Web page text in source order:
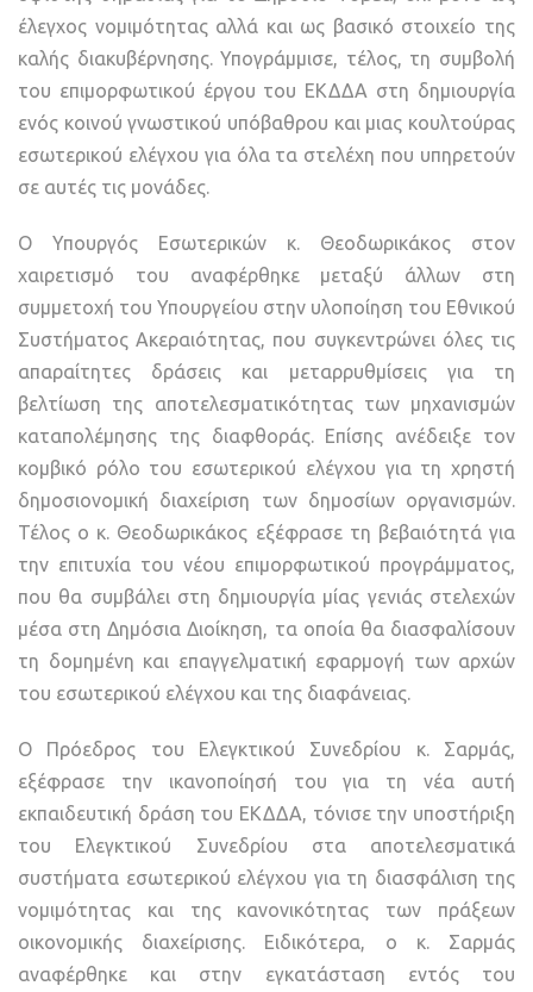
έλεγχος νομιμότητας αλλά και ως βασικό στοιχείο της
καλής διακυβέρνησης. Υπογράμμισε, τέλος, τη συμβολή
του επιμορφωτικού έργου του ΕΚΔΔΑ στη δημιουργία
ενός κοινού γνωστικού υπόβαθρου και μιας κουλτούρας
εσωτερικού ελέγχου για όλα τα στελέχη που υπηρετούν
σε αυτές τις μονάδες.
Ο Υπουργός Εσωτερικών κ. Θεοδωρικάκος στον
χαιρετισμό του αναφέρθηκε μεταξύ άλλων στη
συμμετοχή του Υπουργείου στην υλοποίηση του Εθνικού
Συστήματος Ακεραιότητας, που συγκεντρώνει όλες τις
απαραίτητες δράσεις και μεταρρυθμίσεις για τη
βελτίωση της αποτελεσματικότητας των μηχανισμών
καταπολέμησης της διαφθοράς. Επίσης ανέδειξε τον
κομβικό ρόλο του εσωτερικού ελέγχου για τη χρηστή
δημοσιονομική διαχείριση των δημοσίων οργανισμών.
Τέλος ο κ. Θεοδωρικάκος εξέφρασε τη βεβαιότητά για
την επιτυχία του νέου επιμορφωτικού προγράμματος,
που θα συμβάλει στη δημιουργία μίας γενιάς στελεχών
μέσα στη Δημόσια Διοίκηση, τα οποία θα διασφαλίσουν
τη δομημένη και επαγγελματική εφαρμογή των αρχών
του εσωτερικού ελέγχου και της διαφάνειας.
Ο Πρόεδρος του Ελεγκτικού Συνεδρίου κ. Σαρμάς,
εξέφρασε την ικανοποίησή του για τη νέα αυτή
εκπαιδευτική δράση του ΕΚΔΔΑ, τόνισε την υποστήριξη
του Ελεγκτικού Συνεδρίου στα αποτελεσματικά
συστήματα εσωτερικού ελέγχου για τη διασφάλιση της
νομιμότητας και της κανονικότητας των πράξεων
οικονομικής διαχείρισης. Ειδικότερα, ο κ. Σαρμάς
αναφέρθηκε και στην εγκατάσταση εντός του